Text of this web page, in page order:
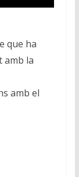
que ha
amb la
amb el